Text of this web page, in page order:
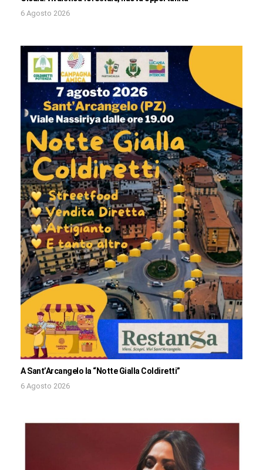
6 Agosto 2026
A Sant’Arcangelo la “Notte Gialla Coldiretti”
6 Agosto 2026